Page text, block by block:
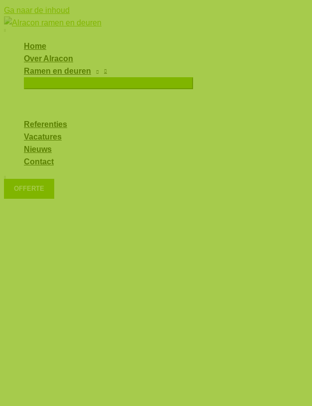
Ga naar de inhoud
Home
Over Alracon
Ramen en deuren
Referenties
Vacatures
Nieuws
Contact
OFFERTE